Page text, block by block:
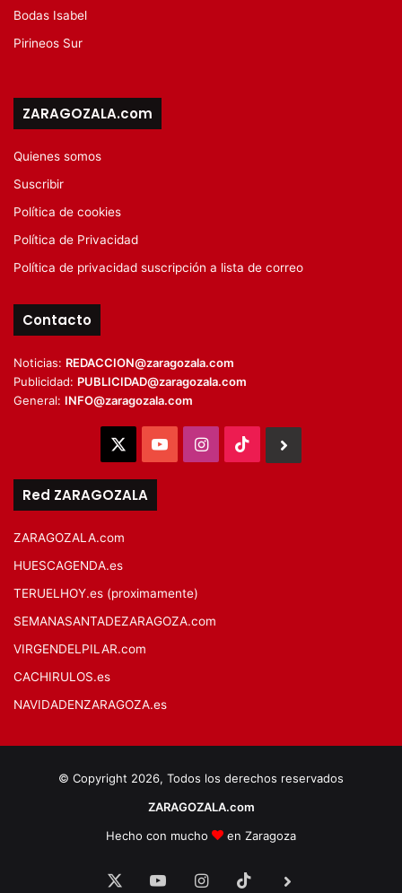
Bodas Isabel
Pirineos Sur
ZARAGOZALA.com
Quienes somos
Suscribir
Política de cookies
Política de Privacidad
Política de privacidad suscripción a lista de correo
Contacto
Noticias: REDACCION@zaragozala.com
Publicidad: PUBLICIDAD@zaragozala.com
General: INFO@zaragozala.com
YouTubeInstagram
TikTok
Red ZARAGOZALA
ZARAGOZALA.com
HUESCAGENDA.es
TERUELHOY.es (proximamente)
SEMANASANTADEZARAGOZA.com
VIRGENDELPILAR.com
CACHIRULOS.es
NAVIDADENZARAGOZA.es
© Copyright 2026, Todos los derechos reservados
ZARAGOZALA.com
Hecho con mucho
en Zaragoza
YouTubeInstagram
TikTok